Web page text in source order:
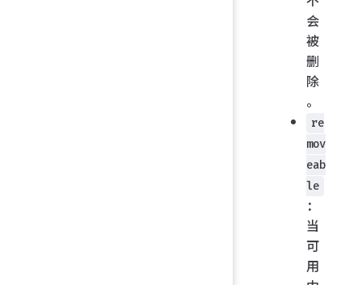
会
被
删
除
。
re
mov
eab
le
：
当
可
用